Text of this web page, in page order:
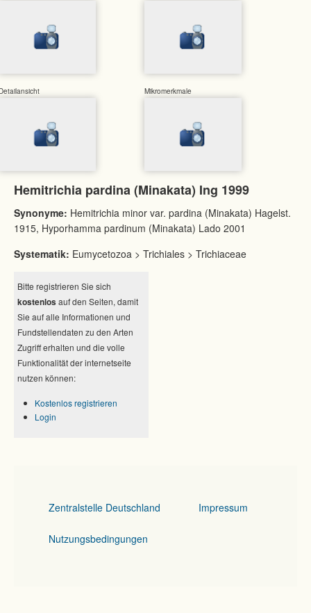
Mikromerkmale
Hemitrichia pardina (Minakata) Ing 1999
Synonyme: Hemitrichia minor var. pardina (Minakata) Hagelst.
1915, Hyporhamma pardinum (Minakata) Lado 2001
Systematik: Eumycetozoa > Trichiales > Trichiaceae
Bitte registrieren Sie sich
kostenlos auf den Seiten, damit
Sie auf alle Informationen und
Fundstellendaten zu den Arten
Zugriff erhalten und die volle
Funktionalität der internetseite
nutzen können:
Kostenlos registrieren
Login
Zentralstelle Deutschland Impressum
Nutzungsbedingungen